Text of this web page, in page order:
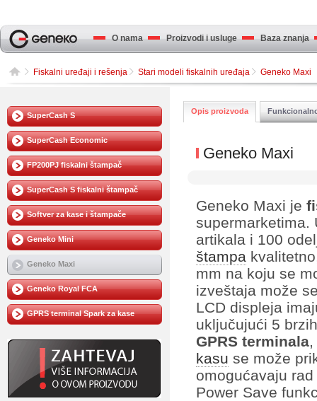
O nama Proizvodi i usluge Baza znanja
Fiskalni uređaji i rešenja Stari modeli fiskalnih uređaja Geneko Maxi
SuperCash S
SuperCash Economic
FP200PJ fiskalni štampač
SuperCash S fiskalni štampač
Softver za kase i štampače
Geneko Mini
Geneko Maxi
Geneko Royal FCA
GPRS terminal Spark za kase
Opis proizvoda
Geneko Maxi
Geneko Maxi je
supermarketima.
artikala i 100
štampa
mm na koju se
izveštaja može
LCD displeja
uključujući 5
GPRS terminala
kasu se može
omogućavaju
Power Save